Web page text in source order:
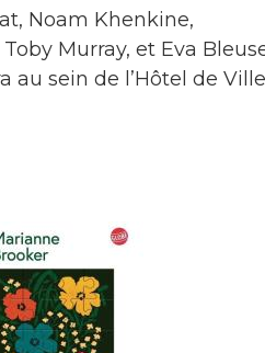
Noam Khenkine,
Murray, et Eva
au sein de l’Hôtel de